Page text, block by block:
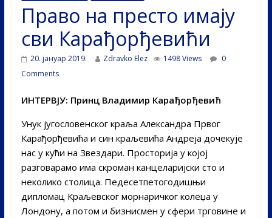
Право на престо имају
сви Карађорђевићи
20. јануар 2019. Zdravko Elez 1498 Views
0
Comments
ИНТЕРВЈУ: Принц Владимир Карађорђевић
Унук југословенског краља Александра Првог
Карађорђевића и син краљевића Андреја дочекује
нас у кући на Звездари. Просторија у којој
разговарамо има скроман канцеларијски сто и
неколико столица. Педесетпетогодишњи
дипломац Краљевског морнаричког колеџа у
Лондону, а потом и бизнисмен у сфери трговине и